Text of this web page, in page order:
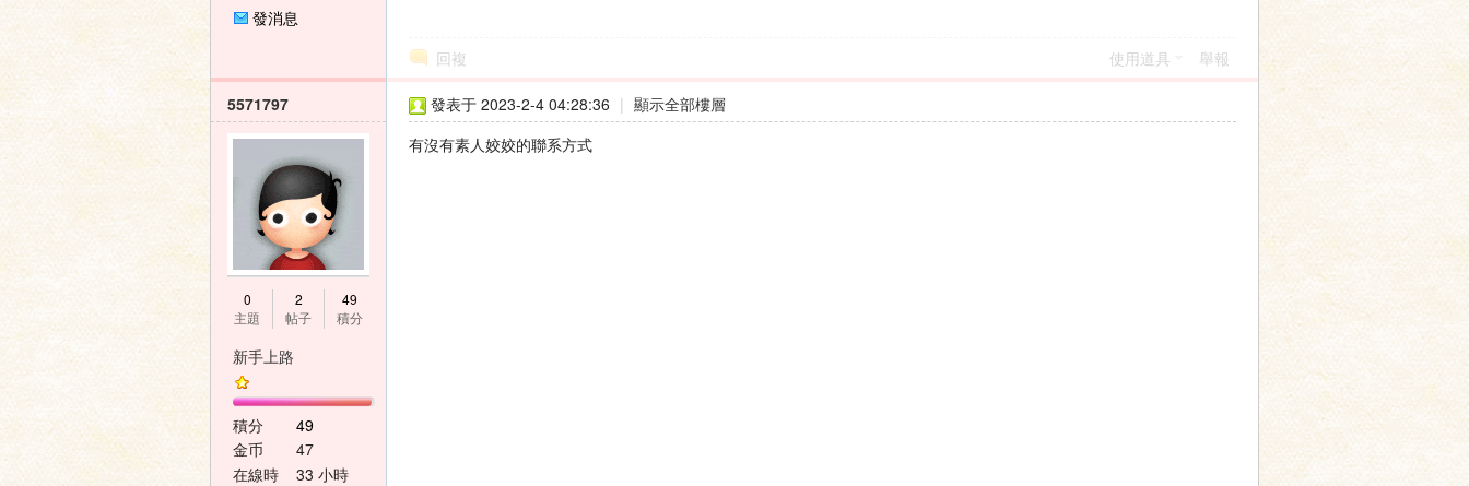
發消息
回複 使用道具 舉報
5571797
0
主題
2
帖子
49
積分
新手上路
積分
49
金币
47
在線時
33 小時
發表于 2023-2-4 04:28:36 | 顯示全部樓層
有沒有素人姣姣的聯系方式